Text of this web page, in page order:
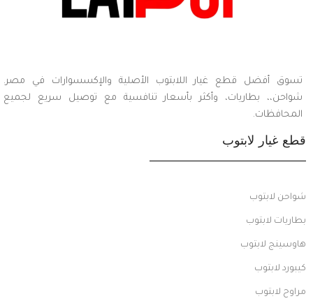
تسوق أفضل قطع غيار اللابتوب الأصلية والإكسسوارات في مصر.
شواحن،، بطاريات، وأكثر بأسعار تنافسية مع توصيل سريع لجميع
المحافظات.
قطع غيار لابتوب
شواحن لابتوب
بطاريات لابتوب
هاوسينج لابتوب
كيبورد لابتوب
مراوح لابتوب